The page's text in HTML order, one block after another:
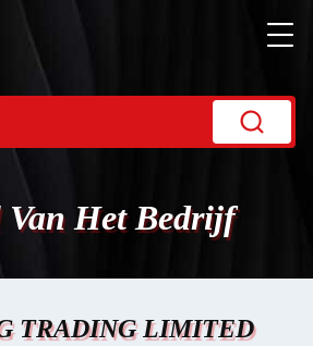
Het Bedrijf
TRADING LIMITED